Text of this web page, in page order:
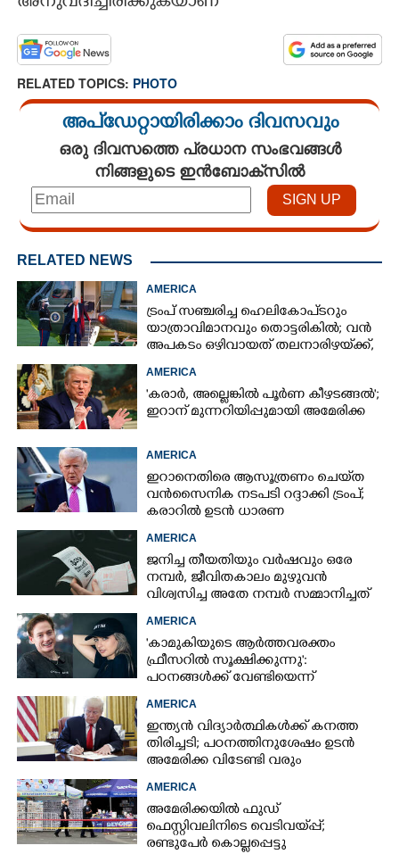
RELATED TOPICS: PHOTO
അപ്ഡേറ്റായിരിക്കാം ദിവസവും
ഒരു ദിവസത്തെ പ്രധാന സംഭവങ്ങൾ
നിങ്ങളുടെ ഇൻബോക്സിൽ
RELATED NEWS
AMERICA
ട്രംപ് സഞ്ചരിച്ച ഹെലികോപ്‌ടറും
യാത്രാവിമാനവും തൊട്ടരികിൽ; വൻ
അപകടം ഒഴിവായത് തലനാരിഴയ്‌ക്ക്,
AMERICA
'കരാർ, അല്ലെങ്കിൽ പൂർണ കീഴടങ്ങൽ';
ഇറാന് മുന്നറിയിപ്പുമായി അമേരിക്ക
AMERICA
ഇറാനെതിരെ ആസൂത്രണം ചെയ്‌ത
വൻസൈനിക നടപടി റദ്ദാക്കി ട്രംപ്;
കരാറിൽ ഉടൻ ധാരണ
AMERICA
ജനിച്ച തീയതിയും വർഷവും ഒരേ
നമ്പർ, ജീവിതകാലം മുഴുവൻ
വിശ്വസിച്ച അതേ നമ്പർ സമ്മാനിച്ചത്
AMERICA
'കാമുകിയുടെ ആർത്തവരക്തം
ഫ്രീസറിൽ സൂക്ഷിക്കുന്നു':
പഠനങ്ങൾക്ക് വേണ്ടിയെന്ന്
ജോൺസന്റെ പോസ്റ്റ്
AMERICA
ഇന്ത്യൻ വിദ്യാർത്ഥികൾക്ക് കനത്ത
തിരിച്ചടി; പഠനത്തിനുശേഷം ഉടൻ
അമേരിക്ക വിടേണ്ടി വരും
AMERICA
അമേരിക്കയിൽ ഫുഡ്
ഫെസ്റ്റിവലിനിടെ വെടിവയ്‌പ്പ്;
രണ്ടുപേർ കൊല്ലപ്പെട്ടു